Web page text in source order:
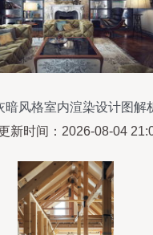
暗风格室内渲染设计图解
新时间：2026-08-04